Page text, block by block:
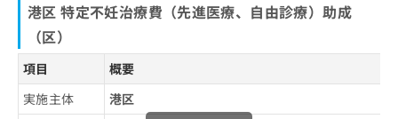
港区 特定不妊治療費（先進医療、自由診療）助成
（区）
項目
概要
実施主体
港区